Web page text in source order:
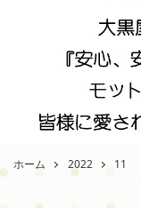
ホーム 2022 11